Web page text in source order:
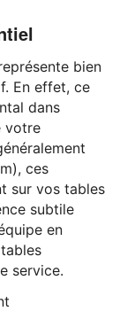
bien
En effet, ce
dans
votre
ces
sur vos tables
subtile
en
service.